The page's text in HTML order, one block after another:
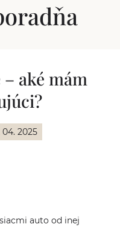
aké mám
04. 2025
auto od inej